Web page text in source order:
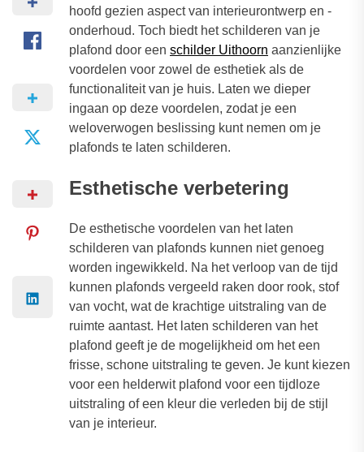
hoofd gezien aspect van interieurontwerp en -
onderhoud. Toch biedt het schilderen van je
plafond door een schilder Uithoorn aanzienlijke
voordelen voor zowel de esthetiek als de
functionaliteit van je huis. Laten we dieper
ingaan op deze voordelen, zodat je een
weloverwogen beslissing kunt nemen om je
plafonds te laten schilderen.
Esthetische verbetering
De esthetische voordelen van het laten
schilderen van plafonds kunnen niet genoeg
worden ingewikkeld. Na het verloop van de tijd
kunnen plafonds vergeeld raken door rook, stof
van vocht, wat de krachtige uitstraling van de
ruimte aantast. Het laten schilderen van het
plafond geeft je de mogelijkheid om het een
frisse, schone uitstraling te geven. Je kunt kiezen
voor een helderwit plafond voor een tijdloze
uitstraling of een kleur die verleden bij de stijl
van je interieur.